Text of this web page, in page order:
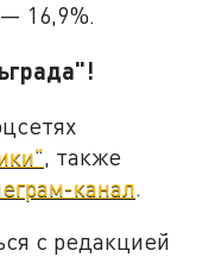
16,9%.
, также
канал
с редакцией